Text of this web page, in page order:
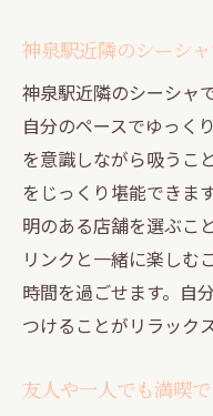
シーシャ初心
フレーバー
円山町のシ
間
円山町で新し
ント
シーシャ初心者
シーシャ初心
シーシャを始
神泉駅近隣のシーシ
神泉駅近隣のシーシャ
自分のペースでゆっく
を意識しながら吸うこ
をじっくり堪能できま
明のある店舗を選ぶこ
リンクと一緒に楽しむ
時間を過ごせます。自
つけることがリラック
友人や一人でも満喫